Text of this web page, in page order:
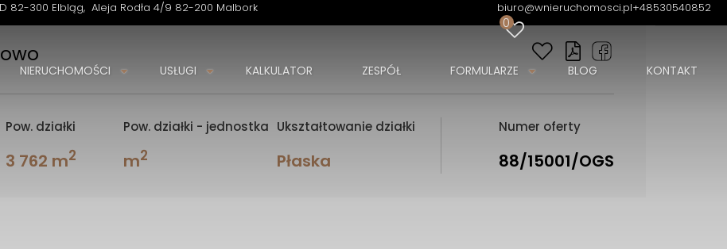
82-300 Elbląg Aleja Rodła 4/9 82-200 Malbork biuro@wnieruchomosci.pl+48530540852
0
NIERUCHOMOŚCI USŁUGI KALKULATOR ZESPÓŁ FORMULARZE BLOG KONTAKT
Pow. działki
3 762 m2
Pow. działki - jednostka
m2
Ukształtowanie działki
Płaska
Numer oferty
88/15001/OGS